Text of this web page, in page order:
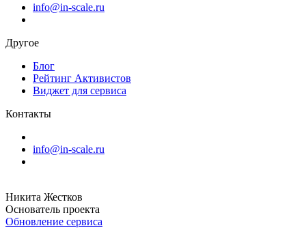
info@in-scale.ru
Другое
Блог
Рейтинг Активистов
Виджет для сервиса
Контакты
info@in-scale.ru
Никита Жестков
Основатель проекта
Обновление сервиса